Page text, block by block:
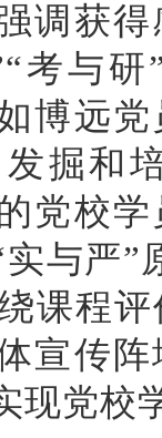
调获
考与
博远
掘和
党校
与严
课程
宣传
现党校